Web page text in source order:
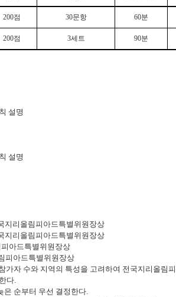
200점 30문항 60분
200점 3세트 90분
설명
설명
지리올림피아드특별위원장상
지리올림피아드특별위원장상
아드특별위원장상
피아드특별위원장상
가자 수와 지역의 특성을 고려하여 전국지리올림
다.
은 순부터 우선 결정한다